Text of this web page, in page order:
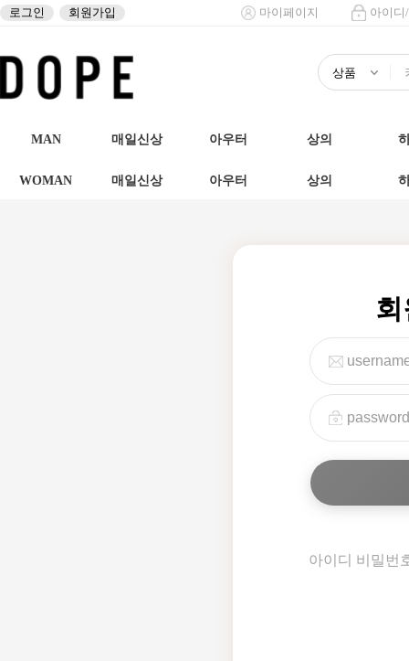
로그인 회원가입 마이페이지 아이디
MAN 매일신상 아우터 상의
WOMAN 매일신상 아우터 상의
아이디 비밀번